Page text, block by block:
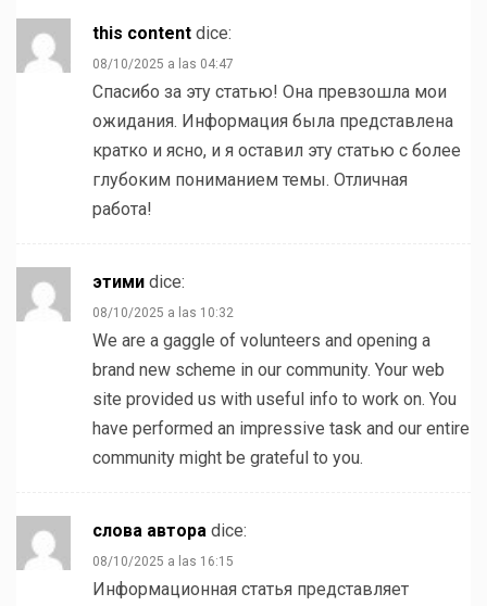
this content dice:
08/10/2025 a las 04:47
Спасибо за эту статью! Она превзошла мои
ожидания. Информация была представлена
кратко и ясно, и я оставил эту статью с более
глубоким пониманием темы. Отличная
работа!
этими dice:
08/10/2025 a las 10:32
We are a gaggle of volunteers and opening a
brand new scheme in our community. Your web
site provided us with useful info to work on. You
have performed an impressive task and our entire
community might be grateful to you.
слова автора dice:
08/10/2025 a las 16:15
Информационная статья представляет